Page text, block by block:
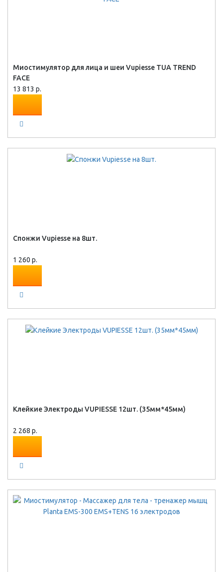
Миостимулятор для лица и шеи Vupiesse TUA TREND
FACE
13 813 р.
Спонжи Vupiesse на 8шт.
1 260 р.
Клейкие Электроды VUPIESSE 12шт. (35мм*45мм)
2 268 р.